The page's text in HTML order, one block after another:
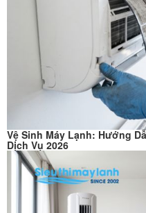
Vệ Sinh Máy Lạnh: Hướng
Dịch Vụ 2026